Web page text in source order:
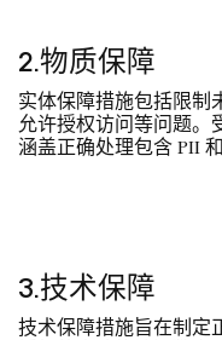
2.物质保障
实体保障措施包括限制
允许授权访问等问题。
涵盖正确处理包含 PII
3.技术保障
技术保障措施旨在制定